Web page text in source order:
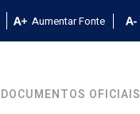
Aumentar Fonte
DOCUMENTOS OFICIAIS